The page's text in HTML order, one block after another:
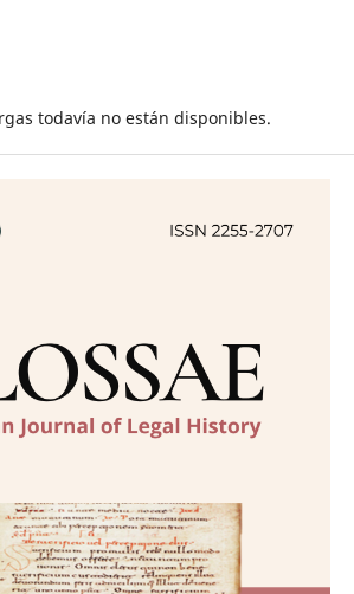
todavía no están disponibles.